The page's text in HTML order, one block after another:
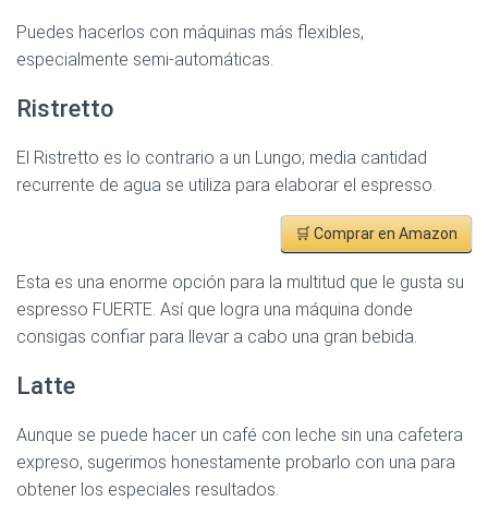
Puedes hacerlos con máquinas más flexibles,
especialmente semi-automáticas.
Ristretto
El Ristretto es lo contrario a un Lungo; media cantidad
recurrente de agua se utiliza para elaborar el espresso.
🛒 Comprar en Amazon
Esta es una enorme opción para la multitud que le gusta su
espresso FUERTE. Así que logra una máquina donde
consigas confiar para llevar a cabo una gran bebida.
Latte
Aunque se puede hacer un café con leche sin una cafetera
expreso, sugerimos honestamente probarlo con una para
obtener los especiales resultados.